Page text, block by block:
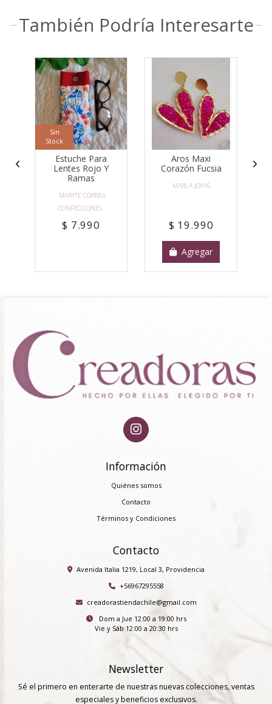
También Podría Interesarte
Sin
Stock
Estuche Para
Lentes Rojo Y
Ramas
MARYTE CORREA
CONFECCIONES
$ 7.990
Aros Maxi
Corazón Fucsia
MARLA JOYAS
$ 19.990
Agregar
Información
Quiénes somos
Contacto
Términos y Condiciones
Contacto
Avenida Italia 1219, Local 3, Providencia
+56967295558
creadorastiendachile@gmail.com
Dom a Jue 12:00 a 19:00 hrs
Vie y Sáb 12:00 a 20:30 hrs
Newsletter
Sé el primero en enterarte de nuestras nuevas colecciones, ventas
especiales y beneficios exclusivos.